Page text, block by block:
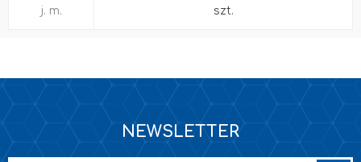
j. m. szt.
NEWSLETTER